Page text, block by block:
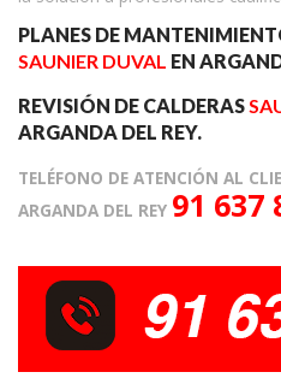
PLANES DE
SAUNIER DUVAL EN
REVISIÓN DE CALDERAS
ARGANDA DEL REY.
TELÉFONO DE ATENCIÓN AL
ARGANDA DEL REY 91 637